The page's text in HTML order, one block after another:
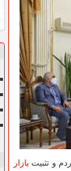
و تثبیت بازار